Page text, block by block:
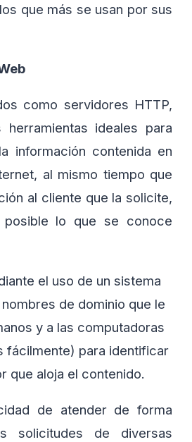
que más se usan por sus
como servidores HTTP,
herramientas ideales para
información contenida en
al mismo tiempo que
al cliente que la solicite,
lo que se conoce
el uso de un sistema
de dominio que le
y a las computadoras
fácilmente) para identificar
que aloja el contenido.
de atender de forma
solicitudes de diversas